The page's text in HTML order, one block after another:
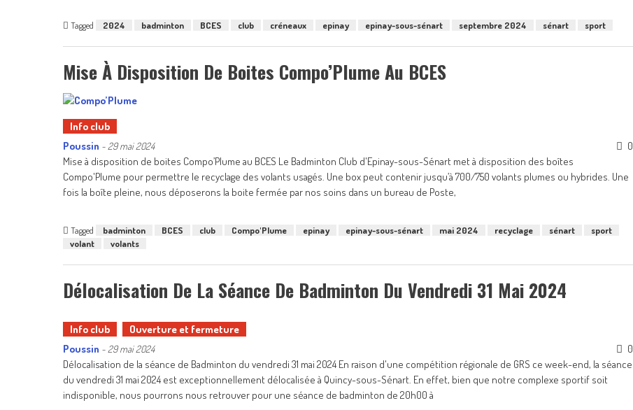
Tagged 2024 badminton BCES club créneaux epinay epinay-sous-sénart septembre 2024 sénart sport
Mise À Disposition De Boites Compo’Plume Au BCES
Info club
Poussin - 29 mai 2024
0
Mise à disposition de boites Compo’Plume au BCES Le Badminton Club d'Epinay-sous-Sénart met à disposition des boîtes
Compo'Plume pour permettre le recyclage des volants usagés. Une box peut contenir jusqu’à 700/750 volants plumes ou hybrides. Une
fois la boîte pleine, nous déposerons la boite fermée par nos soins dans un bureau de Poste,
Tagged badminton BCES club Compo'Plume epinay epinay-sous-sénart mai 2024 recyclage sénart
sport
volant
volants
Délocalisation De La Séance De Badminton Du Vendredi 31 Mai 2024
Info club
Ouverture et fermeture
Poussin - 29 mai 2024
0
Délocalisation de la séance de Badminton du vendredi 31 mai 2024 En raison d'une compétition régionale de GRS ce week-end, la séance
du vendredi 31 mai 2024 est exceptionnellement délocalisée à Quincy-sous-Sénart. En effet, bien que notre complexe sportif soit
indisponible, nous pourrons nous retrouver pour une séance de badminton de 20h00 à